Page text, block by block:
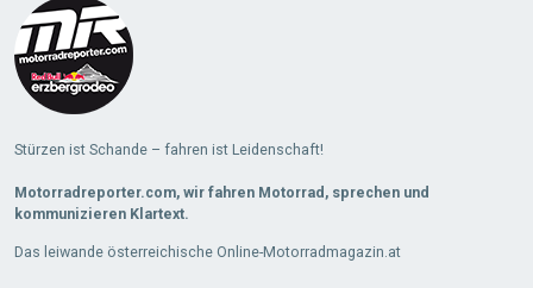
Stürzen ist Schande – fahren ist Leidenschaft!
Motorradreporter.com, wir fahren Motorrad, sprechen und
kommunizieren Klartext.
Das leiwande österreichische Online-Motorradmagazin.at